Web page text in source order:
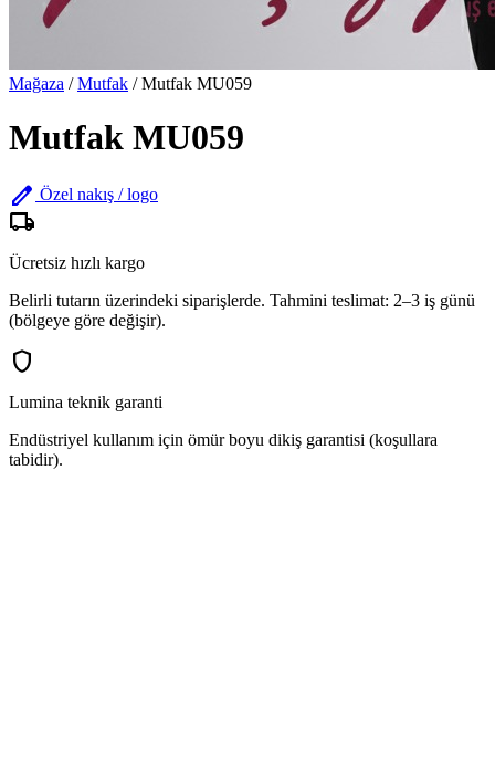
Mağaza / Mutfak / Mutfak MU059
Mutfak MU059
edit Özel nakış / logo
local_shipping
Ücretsiz hızlı kargo
Belirli tutarın üzerindeki siparişlerde. Tahmini teslimat: 2–3 iş günü
(bölgeye göre değişir).
shield
Lumina teknik garanti
Endüstriyel kullanım için ömür boyu dikiş garantisi (koşullara
tabidir).